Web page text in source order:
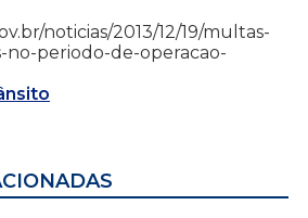
noticias/2013/12/19/multas-
no-periodo-de-operacao-